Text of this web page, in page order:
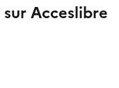
Acceslibre